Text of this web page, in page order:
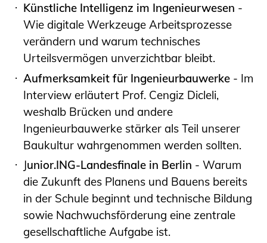
Informationen für Auftraggeber und
Verbraucher
Ingenieursuche (Mitglieder der IK-Bau
NRW)
Fachlisten
Bauherren-ABC
Informationen für Schülerinnen,
Schüler und Studierende
Projekte für Schülerinnen und Schüler
START.ING. Das Studierenden Praxis-
Programm
Wissenswertes für Studierende
Wettbewerbe für Studierende
BLING.BLING.
Künstliche Intelligenz im Ingenieurwesen -
Wie digitale Werkzeuge Arbeitsprozesse
verändern und warum technisches
Urteilsvermögen unverzichtbar bleibt.
Aufmerksamkeit für Ingenieurbauwerke - Im
Interview erläutert Prof. Cengiz Dicleli,
weshalb Brücken und andere
Ingenieurbauwerke stärker als Teil unserer
Baukultur wahrgenommen werden sollten.
Junior.ING-Landesfinale in Berlin - Warum
die Zukunft des Planens und Bauens bereits
in der Schule beginnt und technische Bildung
sowie Nachwuchsförderung eine zentrale
gesellschaftliche Aufgabe ist.